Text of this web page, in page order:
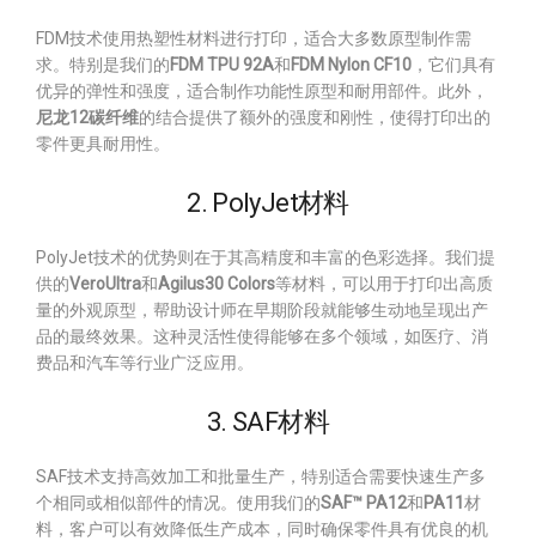
FDM技术使用热塑性材料进行打印，适合大多数原型制作需
求。特别是我们的FDM TPU 92A和FDM Nylon CF10 ，它们具有
优异的弹性和强度，适合制作功能性原型和耐用部件。此外，
尼龙12碳纤维的结合提供了额外的强度和刚性，使得打印出的
零件更具耐用性。
2. PolyJet材料
PolyJet技术的优势则在于其高精度和丰富的色彩选择。我们提
供的VeroUltra和Agilus30 Colors等材料，可以用于打印出高质
量的外观原型，帮助设计师在早期阶段就能够生动地呈现出产
品的最终效果。这种灵活性使得能够在多个领域，如医疗、消
费品和汽车等行业广泛应用。
3. SAF材料
SAF技术支持高效加工和批量生产，特别适合需要快速生产多
个相同或相似部件的情况。使用我们的SAF™ PA12和PA11 材
料，客户可以有效降低生产成本，同时确保零件具有优良的机